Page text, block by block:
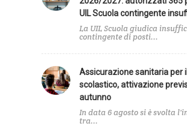
UIL Scuola contingente
La UIL Scuola giudica
contingente di posti...
Assicurazione sanitaria per
scolastico, attivazione
autunno
In data 6 agosto si è svolta
tra...